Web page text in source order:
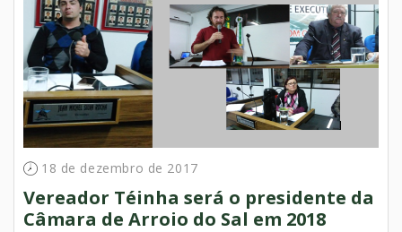
18 de dezembro de 2017
Vereador Téinha será o presidente da
Câmara de Arroio do Sal em 2018